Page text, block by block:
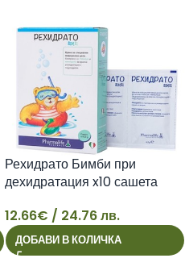
12
Рехидрато Бимби при
дехидратация x10 сашета
12.66€ / 24.76 лв.
ДОБАВИ В КОЛИЧКА